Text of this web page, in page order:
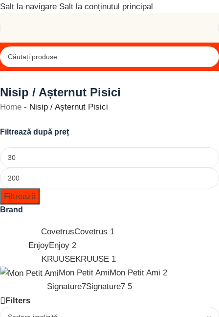
Salt la navigare Salt la conținutul principal
Nisip / Așternut Pisici
Home - Nisip / Așternut Pisici
Filtrează după preț
Filtrează
Brand
CovetrusCovetrus 1
EnjoyEnjoy 2
KRUUSEKRUUSE 1
Mon Petit AmiMon Petit Ami 2
Signature7Signature7 5
Filters